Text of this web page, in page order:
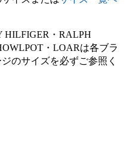
HILFIGER・RALPH
・LOARは各ブラ
のサイズを必ずご参照く